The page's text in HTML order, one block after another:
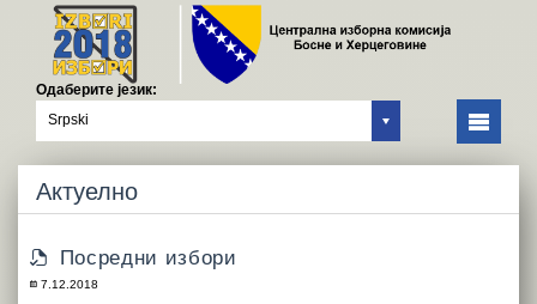
Одаберите језик:
Srpski
Актуелно
Посредни избори
7.12.2018